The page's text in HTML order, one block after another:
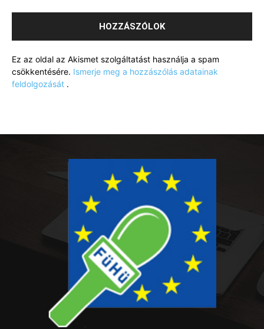
Ez az oldal az Akismet szolgáltatást használja a spam
csökkentésére. Ismerje meg a hozzászólás adatainak
feldolgozását .